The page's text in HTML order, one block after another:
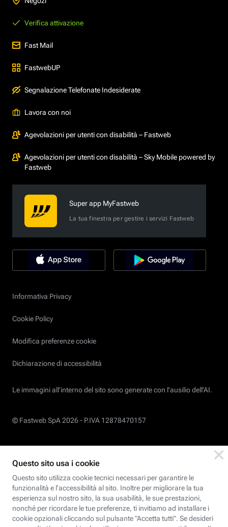
Verifica attivazione
Fast Mail
FastwebUP
Segnalazione Telefonate Indesiderate
Lavora con noi
Agevolazioni per utenti con disabilità – Fastweb
Agevolazioni per utenti con disabilità – Sky Mobile powered by
Fastweb
Super app MyFastweb
La tua finestra per gestire i servizi Fastweb
Informativa Privacy
Cookie Policy
Modifica preferenze cookie
Dichiarazione di accessibilità
Le immagini all’interno del sito sono generate con l'ausilio dell'AI.
© Fastweb SpA 2026 - P.IVA 12878470157